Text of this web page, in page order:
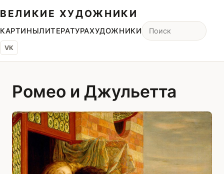
ВЕЛИКИЕ ХУДОЖНИКИ
КАРТИНЫЛИТЕРАТУРАХУДОЖНИКИ
VK
Ромео и Джульетта